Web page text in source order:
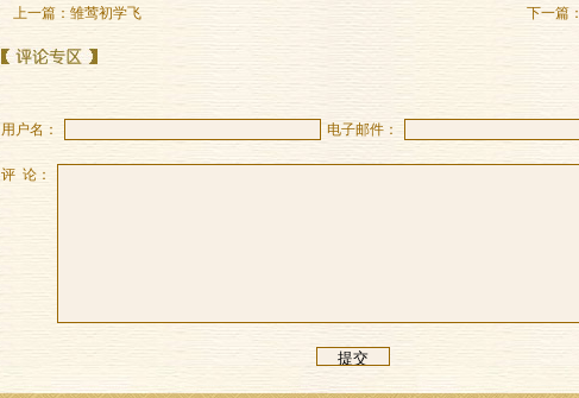
上一篇： 雏莺初学飞 下一篇：
用户名： 电子邮件：
评 论：